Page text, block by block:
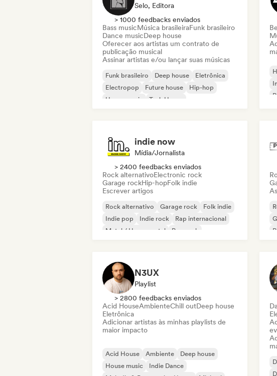
Selo, Editora
> 1000 feedbacks enviados
Bass musicMúsica brasileiraFunk brasileiro
Dance musicDeep house
Oferecer aos artistas um contrato de
publicação musical
Assinar artistas e/ou lançar suas músicas
Funk brasileiro Deep house
Eletrônica
Electropop
Future house
Hip-hop
House music
Tech House
indie now
Mídia/Jornalista
> 2400 feedbacks enviados
Rock alternativoElectronic rock
Garage rockHip-hopFolk indie
Escrever artigos
Rock alternativo Garage rock
Folk indie
Indie pop
Indie rock
Rap internacional
Metal / Heavy metal
Pop rock
N3UX
Playlist
> 2800 feedbacks enviados
Acid HouseAmbienteChill outDeep house
Eletrônica
Adicionar artistas às minhas playlists de
maior impacto
Acid House Ambiente
Deep house
House music
Indie Dance